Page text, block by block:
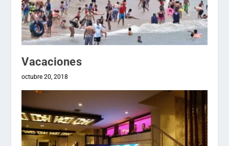
Vacaciones
octubre 20, 2018